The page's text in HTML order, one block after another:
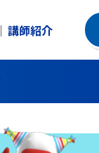
講師紹介